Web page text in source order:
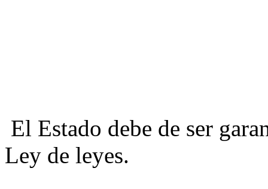
El Estado debe de ser
Ley de leyes.